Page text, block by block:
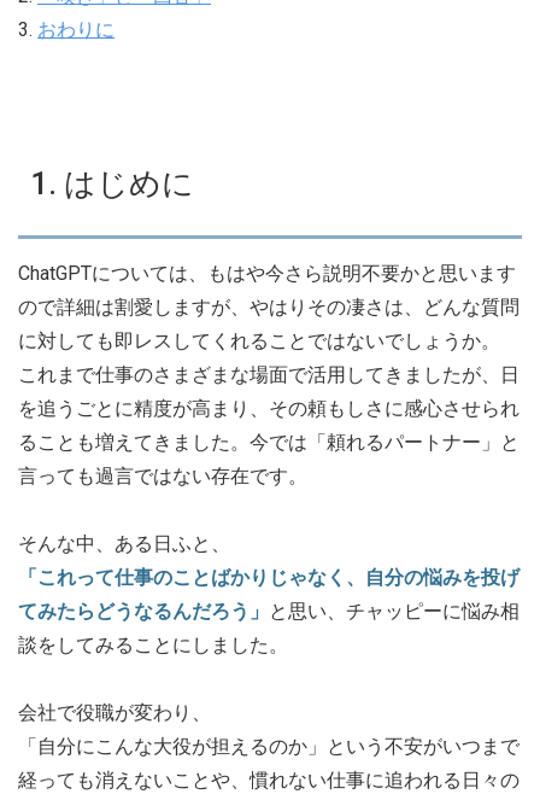
3. おわりに
1. はじめに
ChatGPTについては、もはや今さら説明不要かと思います
ので詳細は割愛しますが、やはりその凄さは、どんな質問
に対しても即レスしてくれることではないでしょうか。
これまで仕事のさまざまな場面で活用してきましたが、日
を追うごとに精度が高まり、その頼もしさに感心させられ
ることも増えてきました。今では「頼れるパートナー」と
言っても過言ではない存在です。
そんな中、ある日ふと、
「これって仕事のことばかりじゃなく、自分の悩みを投げ
てみたらどうなるんだろう」 と思い、チャッピーに悩み相
談をしてみることにしました。
会社で役職が変わり、
「自分にこんな大役が担えるのか」という不安がいつまで
経っても消えないことや、慣れない仕事に追われる日々の